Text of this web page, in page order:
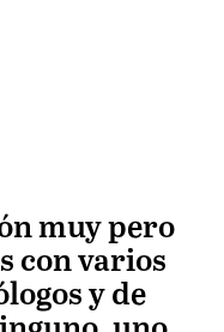
muy pero
con varios
y de